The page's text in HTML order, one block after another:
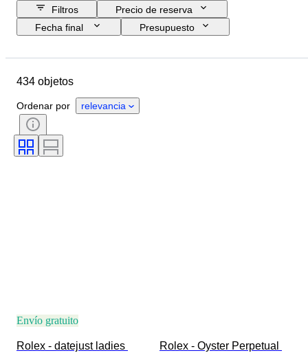
Filtros
Precio de reserva
Fecha final
Presupuesto
Longitud de la correa del reloj
Género
Período
Color
Movimiento del reloj
Material de la correa del reloj
434 objetos
Ordenar por relevancia
Envío gratuito
Rolex - datejust ladies
Rolex - Oyster Perpetual